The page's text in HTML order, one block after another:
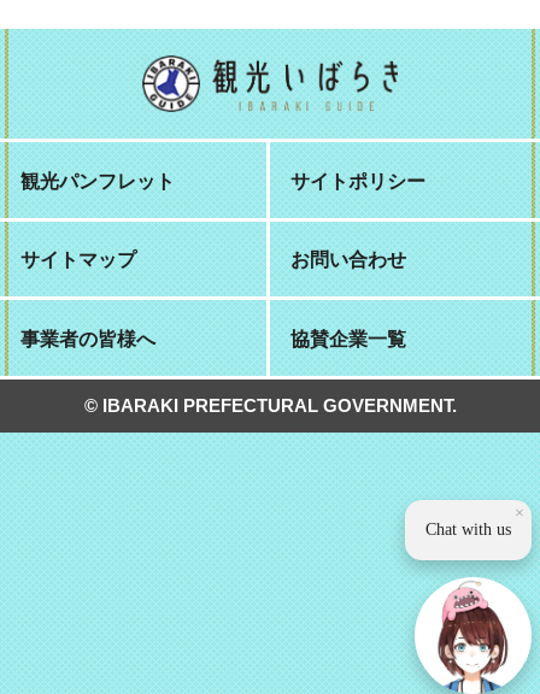
観光パンフレット サイトポリシー
サイトマップ お問い合わせ
事業者の皆様へ 協賛企業一覧
© IBARAKI PREFECTURAL GOVERNMENT.
×
Chat with us